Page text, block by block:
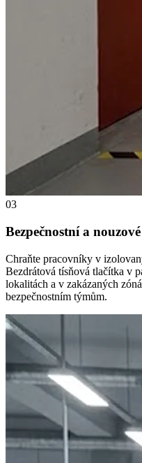
03
Bezpečnostní a
Chraňte pracovníky v
Bezdrátová tísňová tlačítka v
lokalitách a v zakázaných
bezpečnostním týmům.